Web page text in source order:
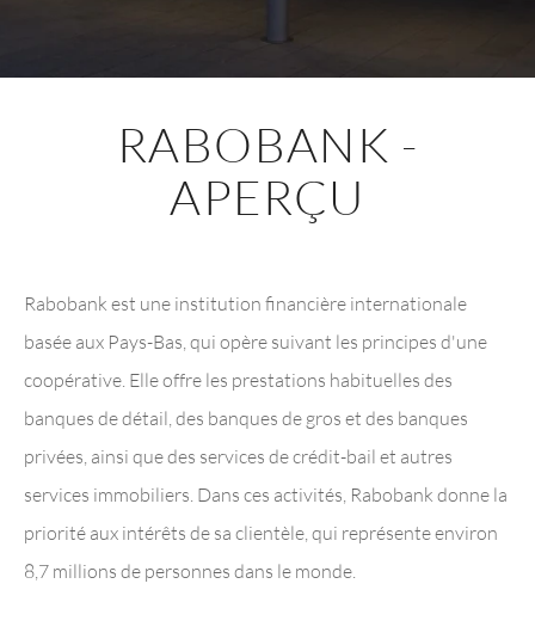
RABOBANK -
APERÇU
Rabobank est une institution financière internationale
basée aux Pays-Bas, qui opère suivant les principes d'une
coopérative. Elle offre les prestations habituelles des
banques de détail, des banques de gros et des banques
privées, ainsi que des services de crédit-bail et autres
services immobiliers. Dans ces activités, Rabobank donne la
priorité aux intérêts de sa clientèle, qui représente environ
8,7 millions de personnes dans le monde.